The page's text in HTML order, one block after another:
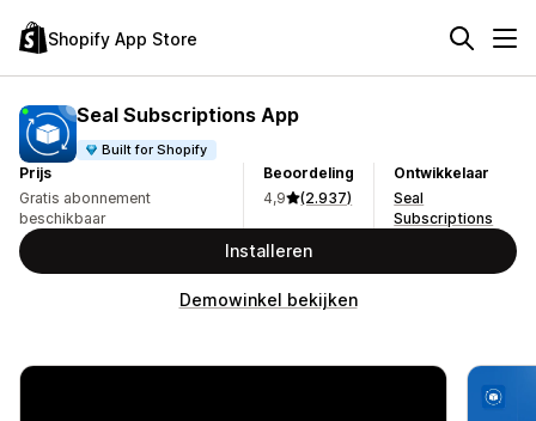
Shopify App Store
Seal Subscriptions App
Built for Shopify
Prijs
Gratis abonnement
beschikbaar
Beoordeling
4,9
(2.937)
Ontwikkelaar
Seal
Subscriptions
Installeren
Demowinkel bekijken